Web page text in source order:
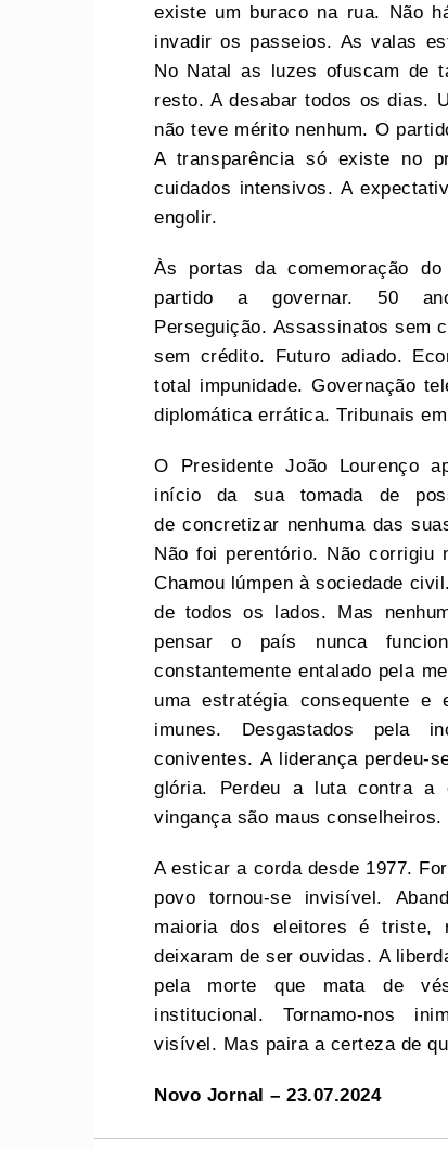
existe um buraco na rua. Não
invadir os passeios. As valas
No Natal as luzes ofuscam de
resto. A desabar todos os dias.
não teve mérito nenhum. O
A transparência só existe no
cuidados intensivos. A
engolir.
Às portas da comemoração
partido a governar. 50
Perseguição. Assassinatos sem
sem crédito. Futuro adiado.
total impunidade. Governação
diplomática errática. Tribunais
O Presidente João Lourenço
início da sua tomada de
de concretizar nenhuma das
Não foi perentório. Não corrigiu
Chamou lúmpen à sociedade
de todos os lados. Mas
pensar o país nunca
constantemente entalado pela
uma estratégia consequente
imunes. Desgastados pela
coniventes. A liderança perdeu-
glória. Perdeu a luta contra a
vingança são maus conselheiros.
A esticar a corda desde 1977.
povo tornou-se invisível.
maioria dos eleitores é triste,
deixaram de ser ouvidas. A
pela morte que mata de
institucional. Tornamo-nos
visível. Mas paira a certeza de
Novo Jornal – 23.07.2024